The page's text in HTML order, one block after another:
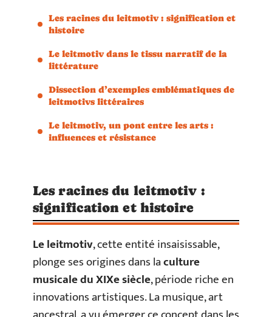
Les racines du leitmotiv : signification et
histoire
Le leitmotiv dans le tissu narratif de la
littérature
Dissection d’exemples emblématiques de
leitmotivs littéraires
Le leitmotiv, un pont entre les arts :
influences et résistance
Les racines du leitmotiv :
signification et histoire
Le leitmotiv, cette entité insaisissable,
plonge ses origines dans laculture
musicale du XIXe siècle, période riche en
innovations artistiques. La musique, art